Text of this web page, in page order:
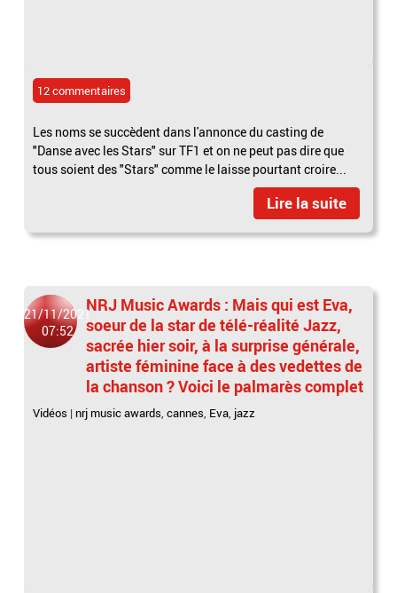
12 commentaires
Les noms se succèdent dans l'annonce du casting de
"Danse avec les Stars" sur TF1 et on ne peut pas dire que
tous soient des "Stars" comme le laisse pourtant croire...
Lire la suite
21/11/2021
07:52
NRJ Music Awards : Mais qui est Eva,
soeur de la star de télé-réalité Jazz,
sacrée hier soir, à la surprise générale,
artiste féminine face à des vedettes de
la chanson ? Voici le palmarès complet
Vidéos | nrj music awards,cannes, Eva, jazz